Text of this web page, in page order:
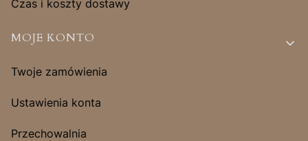
Czas i koszty dostawy
MOJE KONTO
Twoje zamówienia
Ustawienia konta
Przechowalnia